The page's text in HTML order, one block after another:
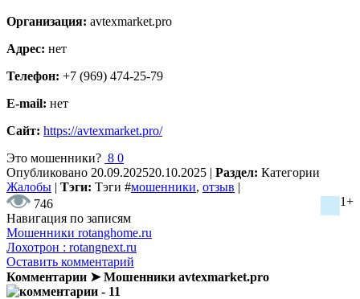
Организация: avtexmarket.pro
Адрес: нет
Телефон: +7 (969) 474-25-79
E-mail: нет
Сайт: https://avtexmarket.pro/
Это мошенники? 8 0
Опубликовано 20.09.202520.10.2025 | Раздел: Категории
Жалобы | Тэги: Тэги #мошенники, отзыв |
746
1+
Навигация по записям
Мошенники rotanghome.ru
Лохотрон : rotangnext.ru
Оставить комментарий
Комментарии ➤ Мошенники avtexmarket.pro
- 11